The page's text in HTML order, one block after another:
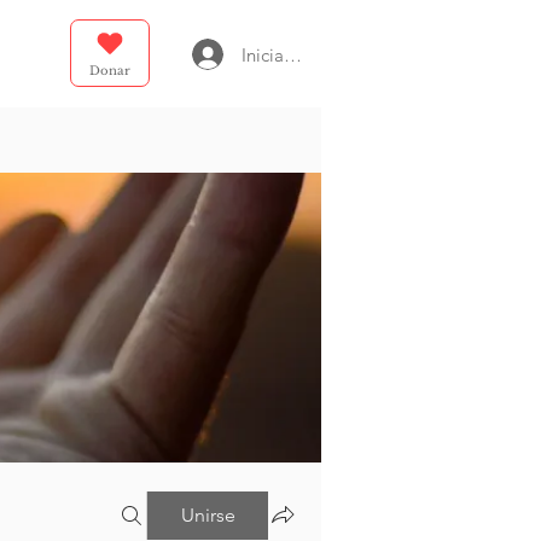
Donar
Iniciar sesión
Unirse